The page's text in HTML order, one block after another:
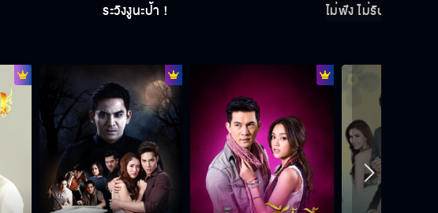
ระวังงูนะป้า ! ไม่ฟัง ไม่รับรู้